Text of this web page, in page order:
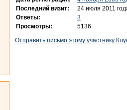
Последний визит:
24 июля 2011
Ответы:
3
Просмотры:
5136
Отправить письмо этому участнику